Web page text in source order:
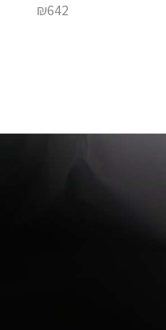
₪642